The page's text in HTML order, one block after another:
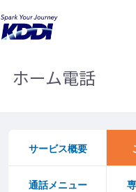
KDDIホーム
オセアニア 国際通話料金表
ホーム電話
サービス概要
通話メニュー